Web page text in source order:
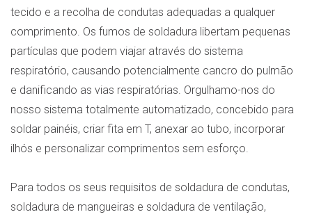
tecido e a recolha de condutas adequadas a qualquer
comprimento. Os fumos de soldadura libertam pequenas
partículas que podem viajar através do sistema
respiratório, causando potencialmente cancro do pulmão
e danificando as vias respiratórias. Orgulhamo-nos do
nosso sistema totalmente automatizado, concebido para
soldar painéis, criar fita em T, anexar ao tubo, incorporar
ilhós e personalizar comprimentos sem esforço.
Para todos os seus requisitos de soldadura de condutas,
soldadura de mangueiras e soldadura de ventilação,